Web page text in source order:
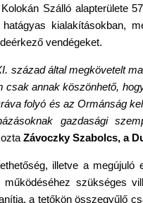
Szálló alapterülete
kialakításokban,
vendégeket.
század által megkövetelt
annak köszönhető,
folyó és az Ormánság
gazdasági
Závoczky Szabolcs, a
illetve a megújuló
szükséges
a tetőkön összegyűlő